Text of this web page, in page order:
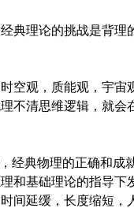
典理论的挑战是背理
空观，质能观，宇宙
不清思维逻辑，就会
经典物理的正确和成
和基础理论的指导下
间延缓，长度缩短，